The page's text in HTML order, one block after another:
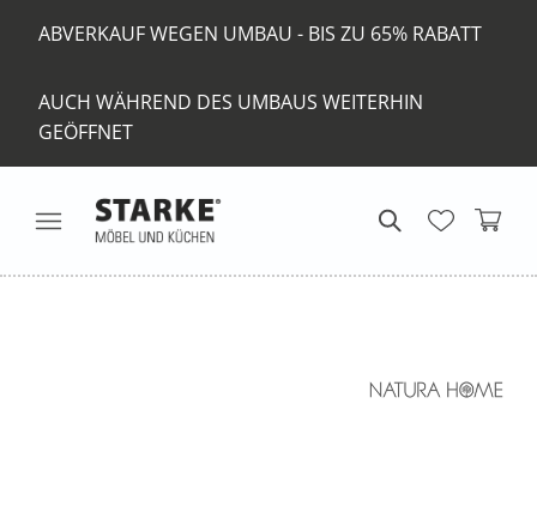
ABVERKAUF WEGEN UMBAU - BIS ZU 65% RABATT
AUCH WÄHREND DES UMBAUS WEITERHIN
GEÖFFNET